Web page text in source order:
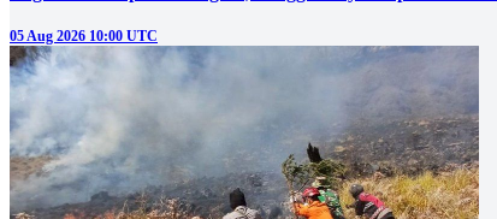
05 Aug 2026 10:00 UTC